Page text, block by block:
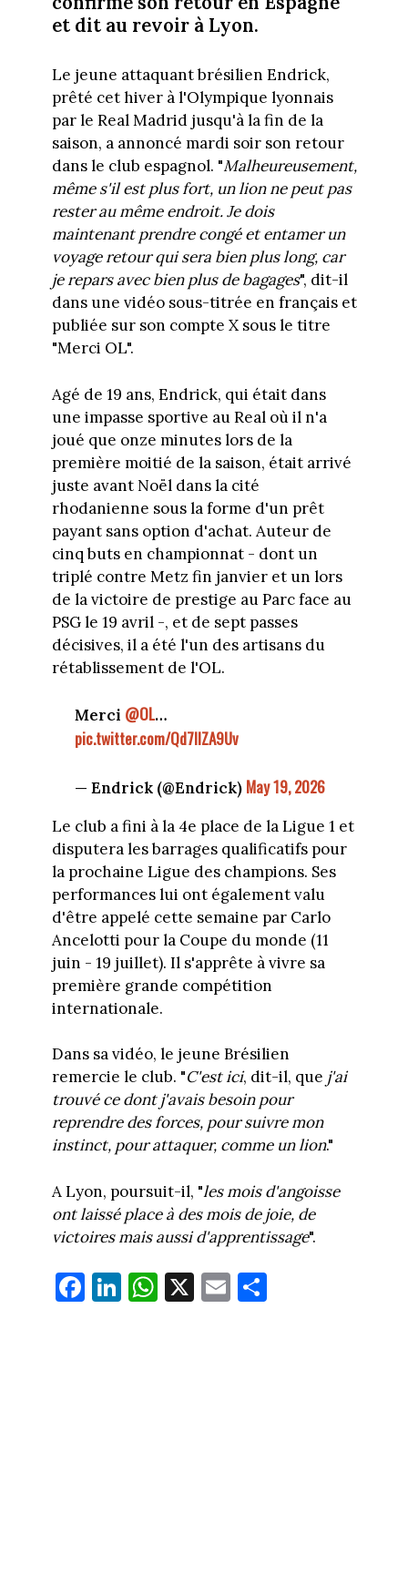
et dit au revoir à Lyon.
Le jeune attaquant brésilien Endrick,
prêté cet hiver à l'Olympique lyonnais
par le Real Madrid jusqu'à la fin de la
saison, a annoncé mardi soir son retour
dans le club espagnol. "Malheureusement,
même s'il est plus fort, un lion ne peut pas
rester au même endroit. Je dois
maintenant prendre congé et entamer un
voyage retour qui sera bien plus long, car
je repars avec bien plus de bagages", dit-il
dans une vidéo sous-titrée en français et
publiée sur son compte X sous le titre
"Merci OL".
Agé de 19 ans, Endrick, qui était dans
une impasse sportive au Real où il n'a
joué que onze minutes lors de la
première moitié de la saison, était arrivé
juste avant Noël dans la cité
rhodanienne sous la forme d'un prêt
payant sans option d'achat. Auteur de
cinq buts en championnat - dont un
triplé contre Metz fin janvier et un lors
de la victoire de prestige au Parc face au
PSG le 19 avril -, et de sept passes
décisives, il a été l'un des artisans du
rétablissement de l'OL.
Merci @OL…
pic.twitter.com/Qd7lIZA9Uv
— Endrick (@Endrick) May 19, 2026
Le club a fini à la 4e place de la Ligue 1 et
disputera les barrages qualificatifs pour
la prochaine Ligue des champions. Ses
performances lui ont également valu
d'être appelé cette semaine par Carlo
Ancelotti pour la Coupe du monde (11
juin - 19 juillet). Il s'apprête à vivre sa
première grande compétition
internationale.
Dans sa vidéo, le jeune Brésilien
remercie le club. "C'est ici, dit-il, que j'ai
trouvé ce dont j'avais besoin pour
reprendre des forces, pour suivre mon
instinct, pour attaquer, comme un lion."
A Lyon, poursuit-il, "les mois d'angoisse
ont laissé place à des mois de joie, de
victoires mais aussi d'apprentissage".
Fa
ce
Li
nk
W
ha
X E
m
Pa